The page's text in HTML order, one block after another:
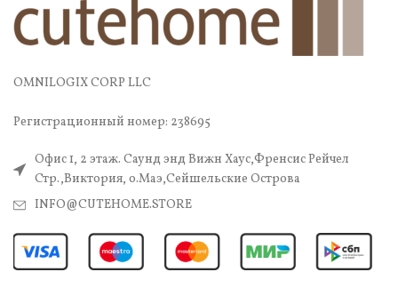
OMNILOGIX CORP LLC
Регистрационный номер: 238695
Офис 1, 2 этаж. Саунд энд Вижн Хаус,Френсис Рейчел
Стр.,Виктория, о.Маэ,Сейшельские Острова
INFO@CUTEHOME.STORE